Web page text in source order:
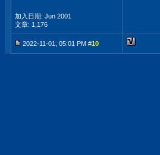
加入日期: Jun 2001
文章: 1,176
2022-11-01, 05:01 PM #10